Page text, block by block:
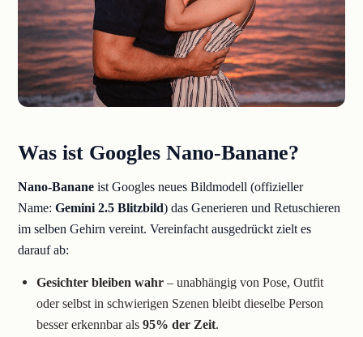
Was ist Googles Nano-Banane?
Nano-Banane ist Googles neues Bildmodell (offizieller
Name:Gemini 2.5 Blitzbild) das Generieren und Retuschieren
im selben Gehirn vereint. Vereinfacht ausgedrückt zielt es
darauf ab:
Gesichter bleiben wahr – unabhängig von Pose, Outfit
oder selbst in schwierigen Szenen bleibt dieselbe Person
besser erkennbar als95% der Zeit.